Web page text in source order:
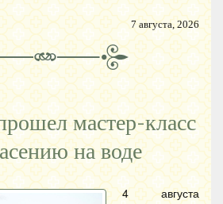
7 августа, 2026
мастер-класс
на воде
4 августа